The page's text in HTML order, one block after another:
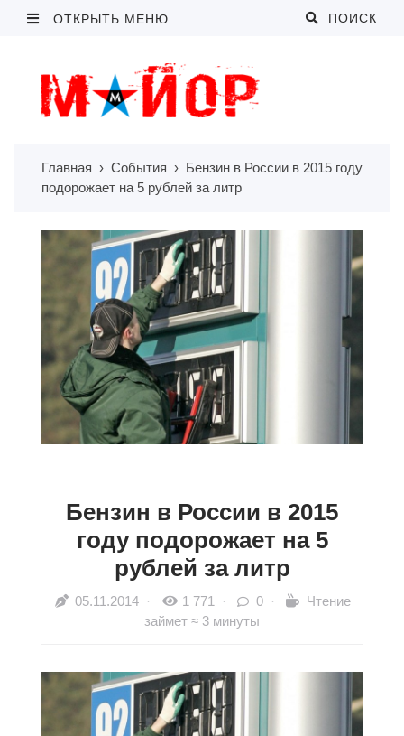
ОТКРЫТЬ МЕНЮ ПОИСК
Главная › События › Бензин в России в 2015 году
подорожает на 5 рублей за литр
Бензин в России в 2015
году подорожает на 5
рублей за литр
05.11.2014· 1 771 · 0 ·
Чтение
займет ≈ 3 минуты